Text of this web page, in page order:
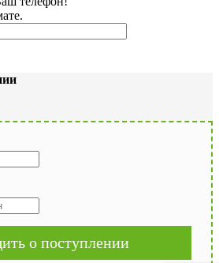
о поступлении